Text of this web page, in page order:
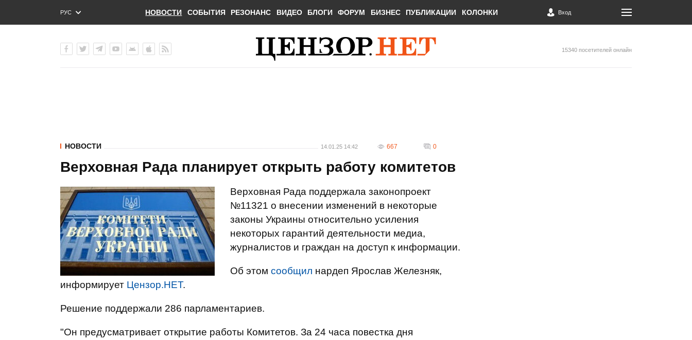
РУС
ENG
НОВОСТИ СОБЫТИЯ РЕЗОНАНС ВИДЕО БЛОГИ ФОРУМ БИЗНЕС ПУБЛИКАЦИИ КОЛОНКИ Вход
15340 посетителей онлайн
НОВОСТИ 14.01.25 14:42 667 0
Верховная Рада планирует открыть работу комитетов
Верховная Рада поддержала законопроект
№11321 о внесении изменений в некоторые
законы Украины относительно усиления
некоторых гарантий деятельности медиа,
журналистов и граждан на доступ к информации.
Об этом сообщил нардеп Ярослав Железняк,
информирует Цензор.НЕТ.
Решение поддержали 286 парламентариев.
"Он предусматривает открытие работы Комитетов. За 24 часа повестка дня